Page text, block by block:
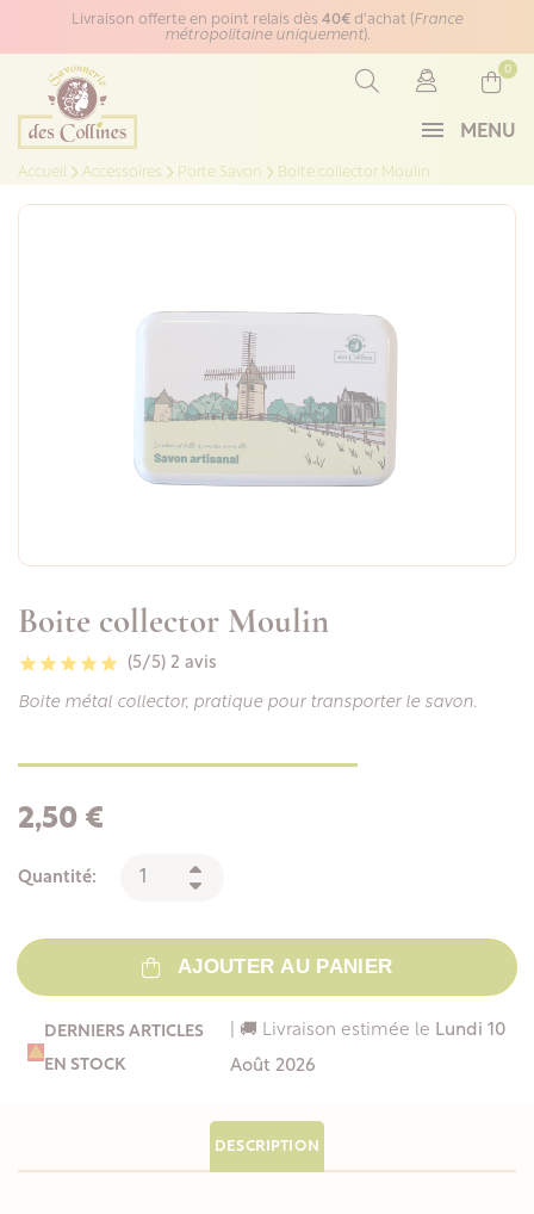
Panneau de gestion des cookies
Livraison offerte en point relais dès 40€ d'achat (France
métropolitaine uniquement).
MENU
0
Accueil Accessoires Porte Savon Boite collector Moulin
Boite collector Moulin
(5/5) 2 avis
Boite métal collector, pratique pour transporter le savon.
2,50 €
Quantité:
AJOUTER AU PANIER

DERNIERS ARTICLES
EN STOCK
| 🚚 Livraison estimée le Lundi 10
Août 2026
DESCRIPTION